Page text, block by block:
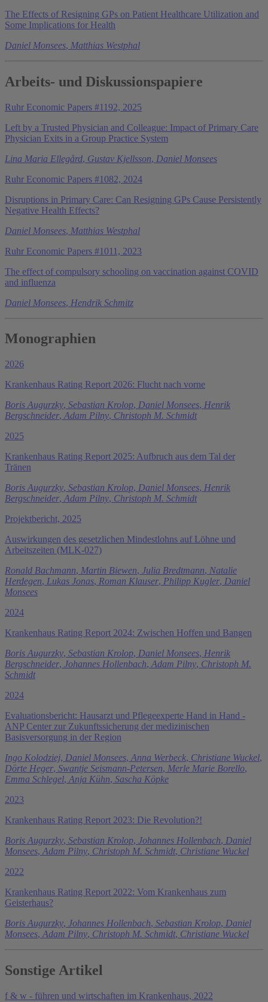
The Effects of Resigning GPs on Patient Healthcare Utilization and
Some Implications for Health
Daniel Monsees, Matthias Westphal
Arbeits- und Diskussionspapiere
Ruhr Economic Papers #1192, 2025
Left by a Trusted Physician and Colleague: Impact of Primary Care
Physician Exits in a Group Practice System
Lina Maria Ellegård, Gustav Kjellsson, Daniel Monsees
Ruhr Economic Papers #1082, 2024
Disruptions in Primary Care: Can Resigning GPs Cause Persistently
Negative Health Effects?
Daniel Monsees, Matthias Westphal
Ruhr Economic Papers #1011, 2023
The effect of compulsory schooling on vaccination against COVID
and influenza
Daniel Monsees, Hendrik Schmitz
Monographien
2026
Krankenhaus Rating Report 2026: Flucht nach vorne
Boris Augurzky, Sebastian Krolop, Daniel Monsees, Henrik
Bergschneider, Adam Pilny, Christoph M. Schmidt
2025
Krankenhaus Rating Report 2025: Aufbruch aus dem Tal der
Tränen
Boris Augurzky, Sebastian Krolop, Daniel Monsees, Henrik
Bergschneider, Adam Pilny, Christoph M. Schmidt
Projektbericht, 2025
Auswirkungen des gesetzlichen Mindestlohns auf Löhne und
Arbeitszeiten (MLK-027)
Ronald Bachmann, Martin Biewen, Julia Bredtmann, Natalie
Herdegen, Lukas Jonas, Roman Klauser, Philipp Kugler, Daniel
Monsees
2024
Krankenhaus Rating Report 2024: Zwischen Hoffen und Bangen
Boris Augurzky, Sebastian Krolop, Daniel Monsees, Henrik
Bergschneider, Johannes Hollenbach, Adam Pilny, Christoph M.
Schmidt
2024
Evaluationsbericht: Hausarzt und Pflegeexperte Hand in Hand -
ANP Center zur Zukunftssicherung der medizinischen
Basisversorgung in der Region
Ingo Kolodziej, Daniel Monsees, Anna Werbeck, Christiane Wuckel,
Dörte Heger, Swantje Seismann-Petersen, Merle Marie Borello,
Emma Schlegel, Anja Kühn, Sascha Köpke
2023
Krankenhaus Rating Report 2023: Die Revolution?!
Boris Augurzky, Sebastian Krolop, Johannes Hollenbach, Daniel
Monsees, Adam Pilny, Christoph M. Schmidt, Christiane Wuckel
2022
Krankenhaus Rating Report 2022: Vom Krankenhaus zum
Geisterhaus?
Boris Augurzky, Johannes Hollenbach, Sebastian Krolop, Daniel
Monsees, Adam Pilny, Christoph M. Schmidt, Christiane Wuckel
Sonstige Artikel
f & w - führen und wirtschaften im Krankenhaus, 2022